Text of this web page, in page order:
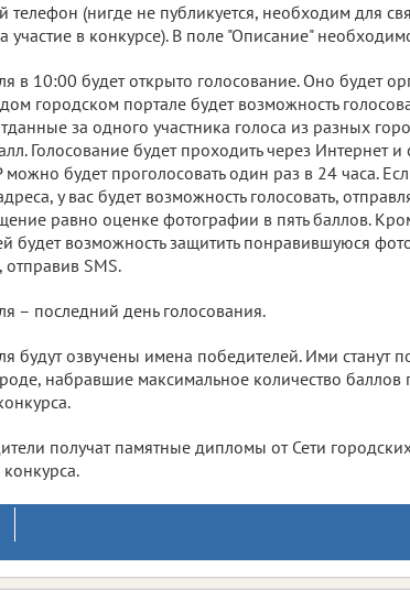
телефон (нигде не публикуется, необходим для
участие в конкурсе). В поле "Описание"
в 10:00 будет открыто голосование. Оно будет
городском портале будет возможность
за одного участника голоса из разных
Голосование будет проходить через Интернет
можно будет проголосовать один раз в 24 часа.
у вас будет возможность голосовать,
равно оценке фотографии в пять баллов.
будет возможность защитить понравившуюся
отправив SMS.
– последний день голосования.
будут озвучены имена победителей. Ими станут
набравшие максимальное количество баллов
получат памятные дипломы от Сети